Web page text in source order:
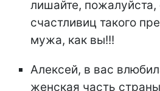
лишайте, пожалуйста,
счастливиц такого
мужа, как вы!!!
Алексей, в вас
женская часть